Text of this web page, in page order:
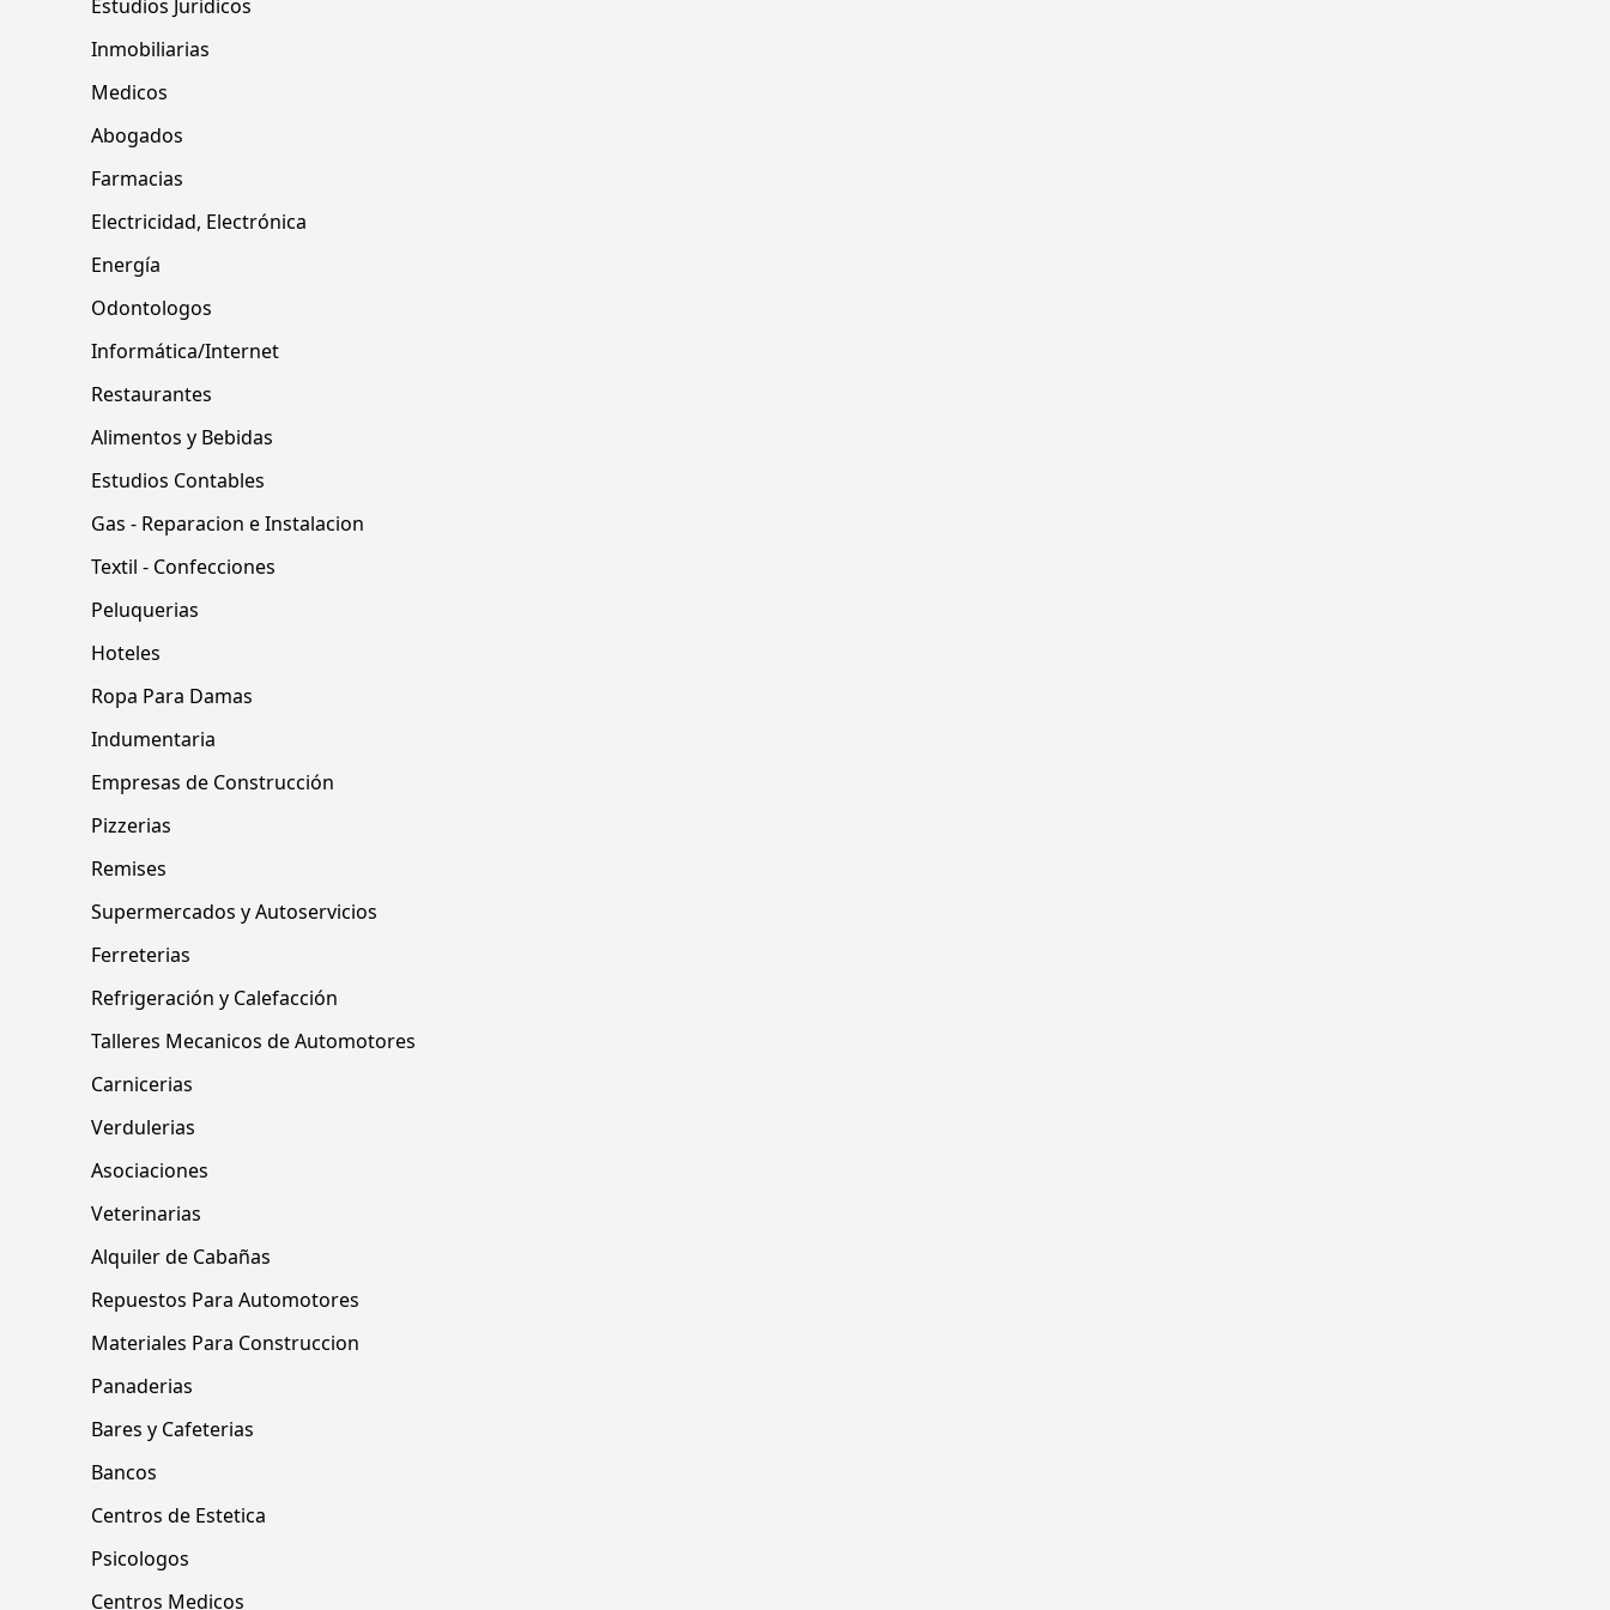
Estudios Juridicos
Inmobiliarias
Medicos
Abogados
Farmacias
Electricidad, Electrónica
Energía
Odontologos
Informática/Internet
Restaurantes
Alimentos y Bebidas
Estudios Contables
Gas - Reparacion e Instalacion
Textil - Confecciones
Peluquerias
Hoteles
Ropa Para Damas
Indumentaria
Empresas de Construcción
Pizzerias
Remises
Supermercados y Autoservicios
Ferreterias
Refrigeración y Calefacción
Talleres Mecanicos de Automotores
Carnicerias
Verdulerias
Asociaciones
Veterinarias
Alquiler de Cabañas
Repuestos Para Automotores
Materiales Para Construccion
Panaderias
Bares y Cafeterias
Bancos
Centros de Estetica
Psicologos
Centros Medicos